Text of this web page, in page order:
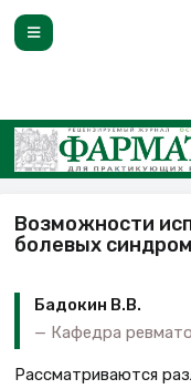
Возможности
болевых
Бадокин В.В.
Кафедра
Рассматриваются